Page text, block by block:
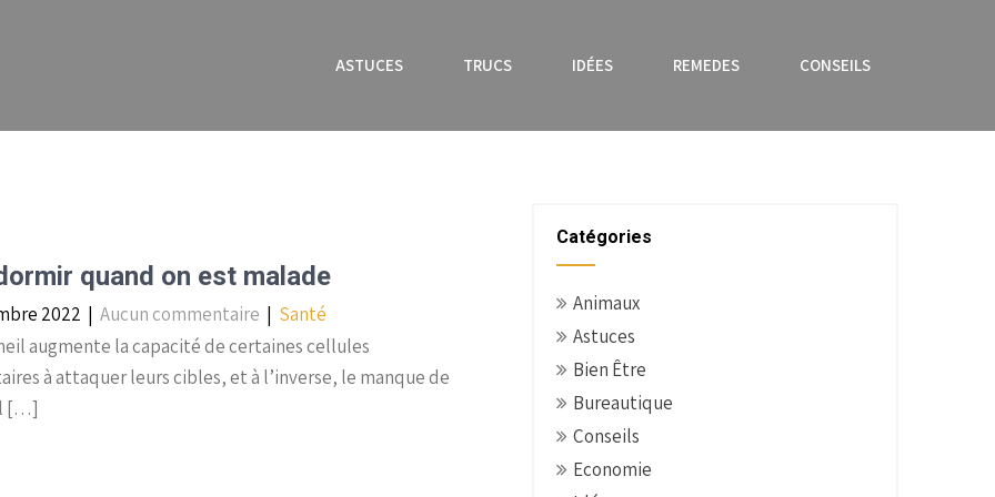
ASTUCES TRUCS IDÉES REMEDES CONSEILS
quand on est malade
2022 | Aucun commentaire | Santé
augmente la capacité de certaines cellules
à attaquer leurs cibles, et à l’inverse, le manque de
[…]
Catégories
Animaux
Astuces
Bien Être
Bureautique
Conseils
Economie